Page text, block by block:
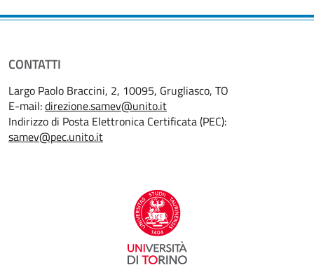
CONTATTI
Largo Paolo Braccini, 2, 10095, Grugliasco, TO
E-mail:direzione.samev@unito.it
Indirizzo di Posta Elettronica Certificata (PEC):
samev@pec.unito.it